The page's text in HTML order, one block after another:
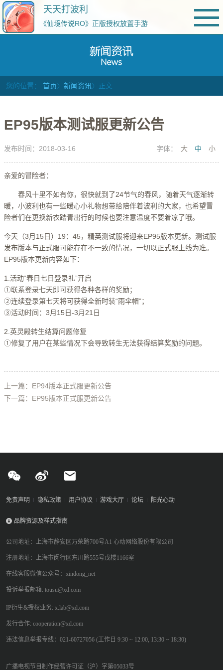
天天打波利
《仙境传说RO》正版授权放置手游
您的位置： 首页〉 新闻资讯 〉正文
EP95版本测试服更新公告
发布时间：2018-03-16 字体： 大 中 小
亲爱的冒险者：
春风十里不如有你，很快就到了24节气的春风，随着天气逐渐转
暖，小波利也有一些暖心小礼物想带给陪伴着波利的大家，也希望冒
险者们在更换新衣踏青出行的时候也要注意温度不要着凉了哦。
今天（3月15日）19：45，精英测试服将迎来EP95版本更新。测试服
发布版本与正式服可能存在不一致的情况，一切以正式服上线为准。
EP95版本更新内容如下：
1.活动“春日七日登录礼”开启
①联系登录七天即可获得各种各样的奖励；
②连续登录第七天将可获得全新时装“雨伞帽”；
③活动时间：3月15日-3月21日
2.英灵殿转生结算问题修复
①修复了用户在某些情况下会导致转生无法获得结算奖励的问题。
上一篇：EP94版本正式服更新公告
下一篇：EP95版本正式服更新公告
免责声明 隐私政策 用户协议 游戏大厅 论坛 阳光心动
品牌资源及样式指南
公司地址：上海市静安区万荣路700号A1 心动网络股份有限公司
注册地址：上海市闵行区东川路555号戊楼1166室
在线客服微信公众号：xindong_net
投诉举报邮箱: tousu@xd.com
IP衍生&授权业务: x.lab@xd.com
发行合作: cooperation@xd.com
违法信息举报专线：021-60727056 (工作日 9:30 ~ 12:00, 13:30 ~ 18:30)
广播电视节目制作经营许可证（沪）字第05033号